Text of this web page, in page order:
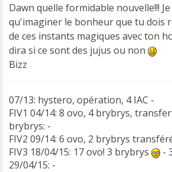
Dawn quelle formidable nouvelle!!!
qu'imaginer le bonheur que tu dois
de ces instants magiques avec ton
dira si ce sont des jujus ou non
Bizz
07/13: hystero, opération, 4 IAC -
FIV1 04/14: 8 ovo, 4 brybrys,
brybrys: -
FIV2 09/14: 6 ovo, 2 brybrys
FIV3 18/04/15: 17 ovo! 3 brybrys
-
29/04/15: -